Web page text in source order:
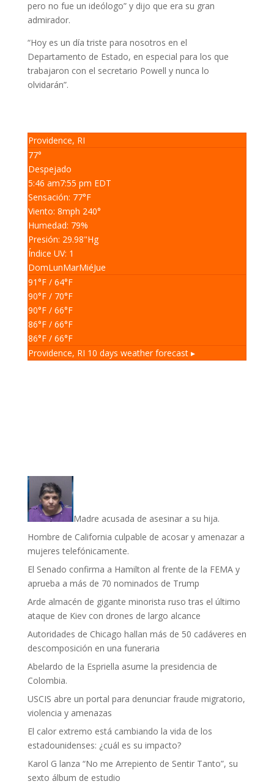
pero no fue un ideólogo” y dijo que era su gran
admirador.
“Hoy es un día triste para nosotros en el
Departamento de Estado, en especial para los que
trabajaron con el secretario Powell y nunca lo
olvidarán”.
Providence, RI
77°
Despejado
5:46 am7:55 pm EDT
Sensación: 77°F
Viento: 8mph 240°
Humedad: 79%
Presión: 29.98"Hg
Índice UV: 1
DomLunMarMiéJue
91°F/ 64°F
90°F/ 70°F
90°F/ 66°F
86°F/ 66°F
86°F/ 66°F
Providence, RI 10 days weather forecast ▸
Madre acusada de asesinar a su hija.
Hombre de California culpable de acosar y amenazar a
mujeres telefónicamente.
El Senado confirma a Hamilton al frente de la FEMA y
aprueba a más de 70 nominados de Trump
Arde almacén de gigante minorista ruso tras el último
ataque de Kiev con drones de largo alcance
Autoridades de Chicago hallan más de 50 cadáveres en
descomposición en una funeraria
Abelardo de la Espriella asume la presidencia de
Colombia.
USCIS abre un portal para denunciar fraude migratorio,
violencia y amenazas
El calor extremo está cambiando la vida de los
estadounidenses: ¿cuál es su impacto?
Karol G lanza “No me Arrepiento de Sentir Tanto”, su
sexto álbum de estudio